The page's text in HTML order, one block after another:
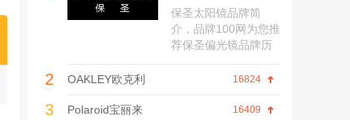
保圣太阳镜品牌简
介，品牌100网为您推
荐保圣偏光镜品牌历
城、产品价格、口碑
2 16824
OAKLEY欧克利
3 16409
Polaroid宝丽来